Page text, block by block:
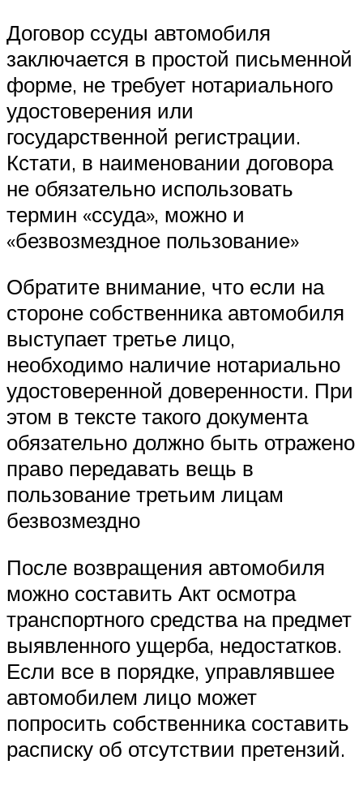
Договор ссуды автомобиля
заключается в простой письменной
форме, не требует нотариального
удостоверения или
государственной регистрации.
Кстати, в наименовании договора
не обязательно использовать
термин «ссуда», можно и
«безвозмездное пользование»
Обратите внимание, что если на
стороне собственника автомобиля
выступает третье лицо,
необходимо наличие нотариально
удостоверенной доверенности. При
этом в тексте такого документа
обязательно должно быть отражено
право передавать вещь в
пользование третьим лицам
безвозмездно
После возвращения автомобиля
можно составить Акт осмотра
транспортного средства на предмет
выявленного ущерба, недостатков.
Если все в порядке, управлявшее
автомобилем лицо может
попросить собственника составить
расписку об отсутствии претензий.